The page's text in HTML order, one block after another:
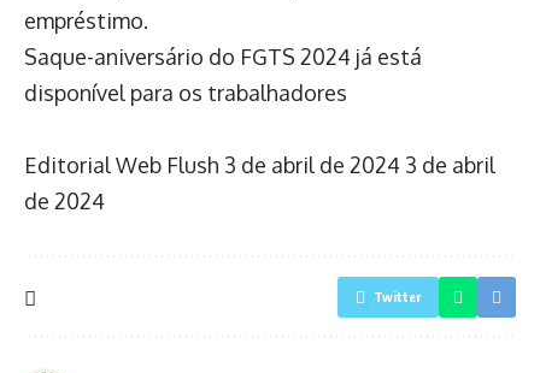
empréstimo.
Saque-aniversário do FGTS 2024 já está
disponível para os trabalhadores
Editorial Web Flush 3 de abril de 2024 3 de abril
de 2024
Twitter